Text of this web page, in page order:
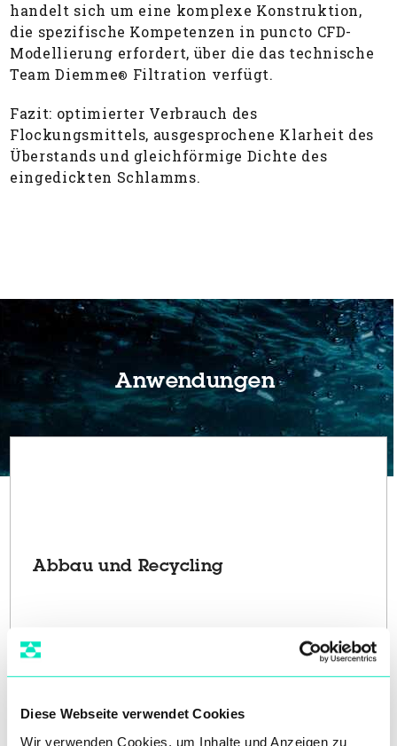
Diese Webseite verwendet Cookies
Wir verwenden Cookies, um Inhalte und Anzeigen zu
handelt sich um eine komplexe Konstruktion,
die spezifische Kompetenzen in puncto CFD-
Modellierung erfordert, über die das technische
Team Diemme® Filtration verfügt.
Fazit: optimierter Verbrauch des
Flockungsmittels, ausgesprochene Klarheit des
Überstands und gleichförmige Dichte des
eingedickten Schlamms.
Anwendungen
Abbau und Recycling